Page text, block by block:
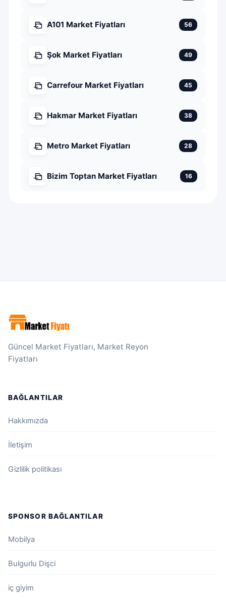
A101 Market Fiyatları 56
Şok Market Fiyatları 49
Carrefour Market Fiyatları 45
Hakmar Market Fiyatları 38
Metro Market Fiyatları 28
Bizim Toptan Market Fiyatları 16
Güncel Market Fiyatları, Market Reyon
Fiyatları
BAĞLANTILAR
Hakkımızda
İletişim
Gizlilik politikası
SPONSOR BAĞLANTILAR
Mobilya
Bulgurlu Dişci
iç giyim